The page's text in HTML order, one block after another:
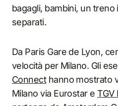
bagagli, bambini, un
separati.
Da Paris Gare de Lyon,
velocità per Milano. Gli
Connecthanno mostrato
Milano via Eurostar eTGV